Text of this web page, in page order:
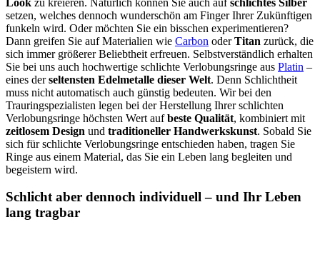
setzen, welches dennoch wunderschön am Finger Ihrer Zukünftigen
funkeln wird. Oder möchten Sie ein bisschen experimentieren?
Dann greifen Sie auf Materialien wie Carbon oderTitan zurück, die
sich immer größerer Beliebtheit erfreuen. Selbstverständlich erhalten
Sie bei uns auch hochwertige schlichte Verlobungsringe aus Platin –
eines derseltensten Edelmetalle dieser Welt. Denn Schlichtheit
muss nicht automatisch auch günstig bedeuten. Wir bei den
Trauringspezialisten legen bei der Herstellung Ihrer schlichten
Verlobungsringe höchsten Wert aufbeste Qualität, kombiniert mit
zeitlosem Design und traditioneller Handwerkskunst. Sobald Sie
sich für schlichte Verlobungsringe entschieden haben, tragen Sie
Ringe aus einem Material, das Sie ein Leben lang begleiten und
begeistern wird.
Schlicht aber dennoch individuell – und Ihr Leben
lang tragbar